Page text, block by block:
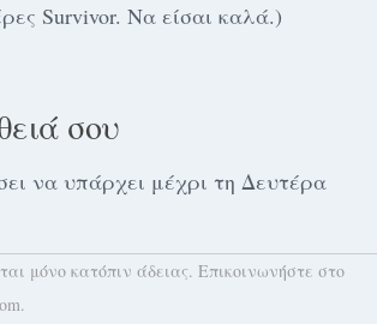
Survivor. Να είσαι καλά.)
σου
να υπάρχει μέχρι τη Δευτέρα
μόνο κατόπιν άδειας. Επικοινωνήστε στο